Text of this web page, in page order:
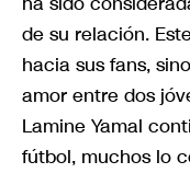
de su relación.
hacia sus fans,
amor entre dos
Lamine Yamal
fútbol, muchos lo